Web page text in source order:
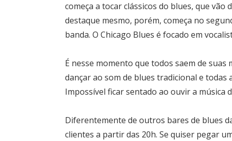
começa a tocar clássicos do blues, que vão
destaque mesmo, porém, começa no
banda. O Chicago Blues é focado em
É nesse momento que todos saem de
dançar ao som de blues tradicional e
Impossível ficar sentado ao ouvir a música
Diferentemente de outros bares de blues
clientes a partir das 20h. Se quiser pegar